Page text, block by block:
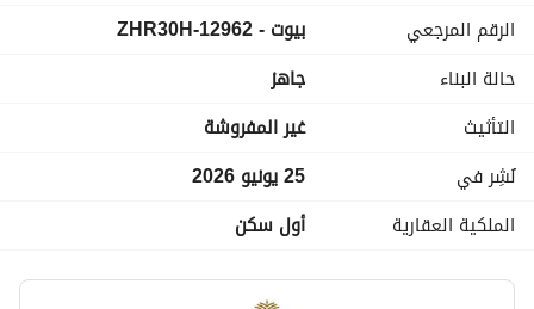
عرض معلومات الاتصال
عنوان فرصه ميتوهش
طنطا شارع حسن رضوان مع عنتر بن شداد
الرقم المرجعي
بيوت - 12962-ZHR30H
حالة البناء
جاهز
التأثيث
غير المفروشة
نُشِر في
25 يونيو 2026
الملكية العقارية
أول سكن